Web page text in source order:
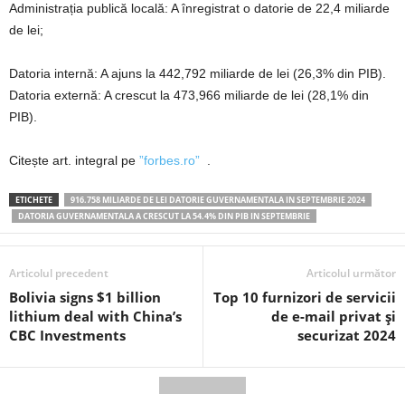
Administrația publică locală: A înregistrat o datorie de 22,4 miliarde
de lei;
Datoria internă: A ajuns la 442,792 miliarde de lei (26,3% din PIB).
Datoria externă: A crescut la 473,966 miliarde de lei (28,1% din
PIB).
Citește art. integral pe ”forbes.ro” .
ETICHETE
916.758 MILIARDE DE LEI DATORIE GUVERNAMENTALA IN SEPTEMBRIE 2024
DATORIA GUVERNAMENTALA A CRESCUT LA 54.4% DIN PIB IN SEPTEMBRIE
Articolul precedent
Bolivia signs $1 billion
lithium deal with China’s
CBC Investments
Articolul următor
Top 10 furnizori de servicii
de e-mail privat și
securizat 2024